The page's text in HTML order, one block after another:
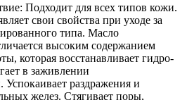
Подходит для всех типов кожи.
свои свойства при уходе за
типа. Масло
высоким содержанием
которая восстанавливает гидро-
в заживлении
раздражения и
желез. Стягивает поры,